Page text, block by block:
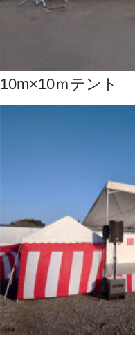
10m×10ｍテント